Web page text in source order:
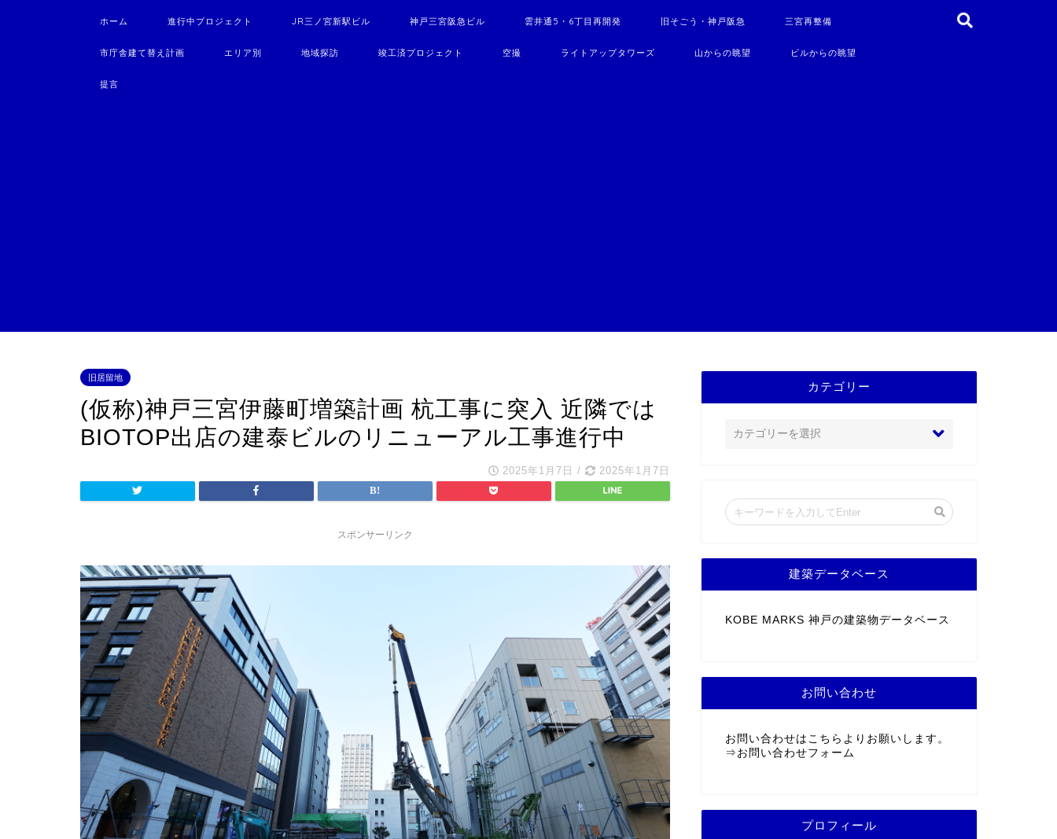
ホーム 進行中プロジェクト JR三ノ宮新駅ビル 神戸三宮阪急ビル 雲井通5・6丁目再開発 旧そごう・神戸阪急 三宮再整備
市庁舎建て替え計画 エリア別 地域探訪 竣工済プロジェクト 空撮 ライトアップタワーズ 山からの眺望 ビルからの眺望
提言
旧居留地
(仮称)神戸三宮伊藤町増築計画 杭工事に突入 近隣では
BIOTOP出店の建泰ビルのリニューアル工事進行中
2025年1月7日 / 2025年1月7日
スポンサーリンク
カテゴリー
建築データベース
KOBE MARKS 神戸の建築物データベース
お問い合わせ
お問い合わせはこちらよりお願いします。
⇒ お問い合わせフォーム
プロフィール